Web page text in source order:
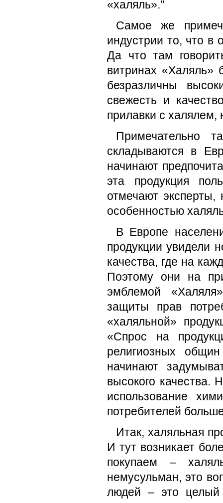
«халяль»."
Самое же
индустрии то, что в
Да что там
витринах «Халяль»
безразличны
свежесть и
прилавки с халялем,
Примечательно
складываются в
начинают
эта продукция
отмечают эксперты,
особенностью
В Европе
продукции увидели
качества, где на
Поэтому они на
эмблемой
защиты прав
«халяльной»
«Спрос на
религиозных
начинают
высокого качества.
использование
потребителей
Итак, халяльная
И тут возникает
покупаем –
немусульман, это
людей – это целый